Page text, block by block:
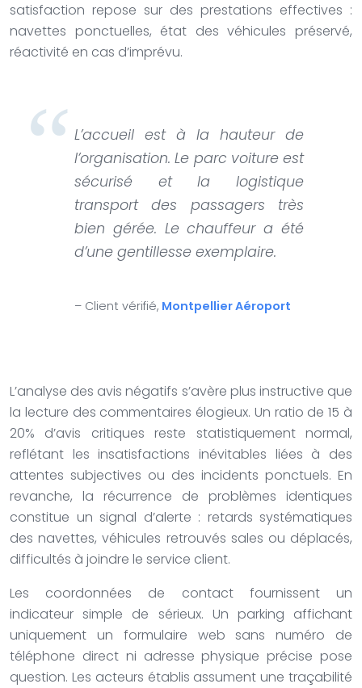
satisfaction repose sur des prestations effectives :
navettes ponctuelles, état des véhicules préservé,
réactivité en cas d’imprévu.
L’accueil est à la hauteur de
l’organisation. Le parc voiture est
sécurisé et la logistique
transport des passagers très
bien gérée. Le chauffeur a été
d’une gentillesse exemplaire.
– Client vérifié, Montpellier Aéroport
L’analyse des avis négatifs s’avère plus instructive que
la lecture des commentaires élogieux. Un ratio de 15 à
20% d’avis critiques reste statistiquement normal,
reflétant les insatisfactions inévitables liées à des
attentes subjectives ou des incidents ponctuels. En
revanche, la récurrence de problèmes identiques
constitue un signal d’alerte : retards systématiques
des navettes, véhicules retrouvés sales ou déplacés,
difficultés à joindre le service client.
Les coordonnées de contact fournissent un
indicateur simple de sérieux. Un parking affichant
uniquement un formulaire web sans numéro de
téléphone direct ni adresse physique précise pose
question. Les acteurs établis assument une traçabilité